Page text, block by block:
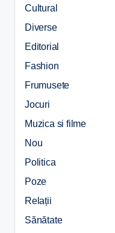
Cultural
Diverse
Editorial
Fashion
Frumusete
Jocuri
Muzica si filme
Nou
Politica
Poze
Relații
Sănătate